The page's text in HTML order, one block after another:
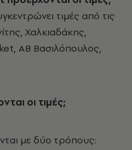
τιμές από τις
Χαλκιαδάκης,
ΑΒ Βασιλόπουλος,
οι τιμές;
με δύο τρόπους: